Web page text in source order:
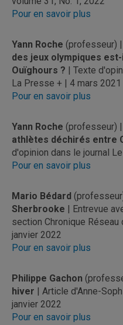
Pour en savoir plus
Yann Roche (professeur) |
des jeux olympiques
Ouïghours ? | Texte
La Presse + | 4 mars 2021
Pour en savoir plus
Yann Roche (professeur) |
athlètes déchirés entre
d'opinion dans le journal
Pour en savoir plus
Mario Bédard
Sherbrooke | Entrevue
section Chronique Réseau
janvier 2022
Pour en savoir plus
Philippe Gachon
hiver | Article d'Anne-
janvier 2022
Pour en savoir plus